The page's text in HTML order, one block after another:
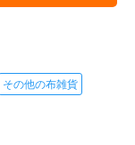
その他の布雑貨